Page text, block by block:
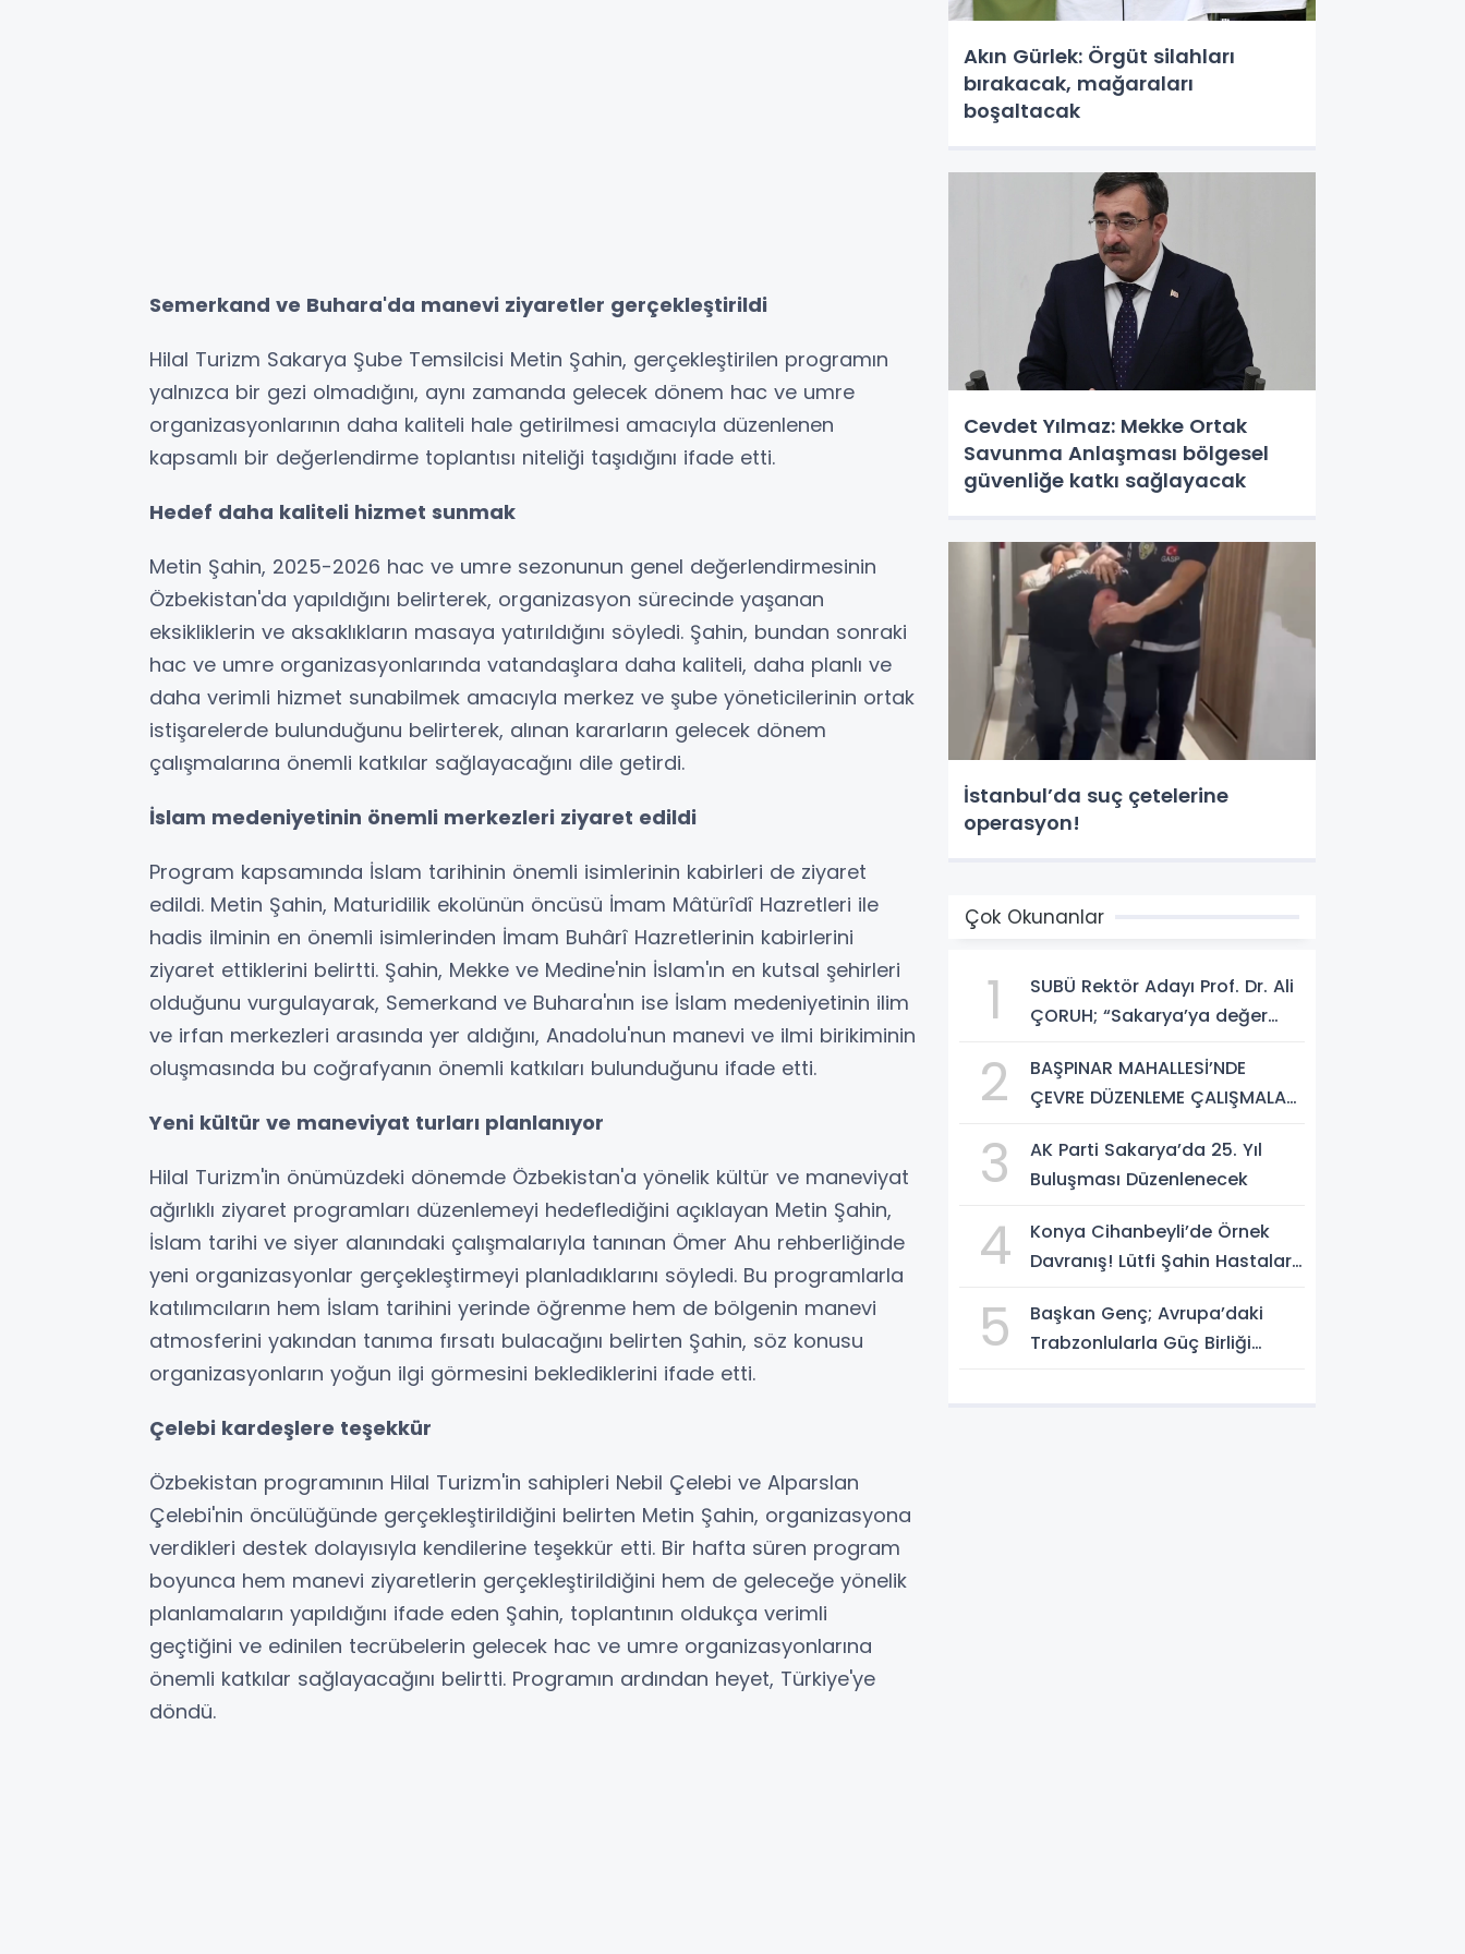
Semerkand ve Buhara'da manevi ziyaretler gerçekleştirildi
Hilal Turizm Sakarya Şube Temsilcisi Metin Şahin, gerçekleştirilen programın
yalnızca bir gezi olmadığını, aynı zamanda gelecek dönem hac ve umre
organizasyonlarının daha kaliteli hale getirilmesi amacıyla düzenlenen
kapsamlı bir değerlendirme toplantısı niteliği taşıdığını ifade etti.
Hedef daha kaliteli hizmet sunmak
Metin Şahin, 2025-2026 hac ve umre sezonunun genel değerlendirmesinin
Özbekistan'da yapıldığını belirterek, organizasyon sürecinde yaşanan
eksikliklerin ve aksaklıkların masaya yatırıldığını söyledi. Şahin, bundan sonraki
hac ve umre organizasyonlarında vatandaşlara daha kaliteli, daha planlı ve
daha verimli hizmet sunabilmek amacıyla merkez ve şube yöneticilerinin ortak
istişarelerde bulunduğunu belirterek, alınan kararların gelecek dönem
çalışmalarına önemli katkılar sağlayacağını dile getirdi.
İslam medeniyetinin önemli merkezleri ziyaret edildi
Program kapsamında İslam tarihinin önemli isimlerinin kabirleri de ziyaret
edildi. Metin Şahin, Maturidilik ekolünün öncüsü İmam Mâtürîdî Hazretleri ile
hadis ilminin en önemli isimlerinden İmam Buhârî Hazretlerinin kabirlerini
ziyaret ettiklerini belirtti. Şahin, Mekke ve Medine'nin İslam'ın en kutsal şehirleri
olduğunu vurgulayarak, Semerkand ve Buhara'nın ise İslam medeniyetinin ilim
ve irfan merkezleri arasında yer aldığını, Anadolu'nun manevi ve ilmi birikiminin
oluşmasında bu coğrafyanın önemli katkıları bulunduğunu ifade etti.
Yeni kültür ve maneviyat turları planlanıyor
Hilal Turizm'in önümüzdeki dönemde Özbekistan'a yönelik kültür ve maneviyat
ağırlıklı ziyaret programları düzenlemeyi hedeflediğini açıklayan Metin Şahin,
İslam tarihi ve siyer alanındaki çalışmalarıyla tanınan Ömer Ahu rehberliğinde
yeni organizasyonlar gerçekleştirmeyi planladıklarını söyledi. Bu programlarla
katılımcıların hem İslam tarihini yerinde öğrenme hem de bölgenin manevi
atmosferini yakından tanıma fırsatı bulacağını belirten Şahin, söz konusu
organizasyonların yoğun ilgi görmesini beklediklerini ifade etti.
Çelebi kardeşlere teşekkür
Özbekistan programının Hilal Turizm'in sahipleri Nebil Çelebi ve Alparslan
Çelebi'nin öncülüğünde gerçekleştirildiğini belirten Metin Şahin, organizasyona
verdikleri destek dolayısıyla kendilerine teşekkür etti. Bir hafta süren program
boyunca hem manevi ziyaretlerin gerçekleştirildiğini hem de geleceğe yönelik
planlamaların yapıldığını ifade eden Şahin, toplantının oldukça verimli
geçtiğini ve edinilen tecrübelerin gelecek hac ve umre organizasyonlarına
önemli katkılar sağlayacağını belirtti. Programın ardından heyet, Türkiye'ye
döndü.
Akın Gürlek: Örgüt silahları
bırakacak, mağaraları
boşaltacak
Cevdet Yılmaz: Mekke Ortak
Savunma Anlaşması bölgesel
güvenliğe katkı sağlayacak
İstanbul’da suç çetelerine
operasyon!
Çok Okunanlar
1
SUBÜ Rektör Adayı Prof. Dr. Ali
ÇORUH; “Sakarya’ya değer
etmek istiyorum”
2
BAŞPINAR MAHALLESİ’NDE
ÇEVRE DÜZENLEME ÇALIŞMALARI
3
AK Parti Sakarya’da 25. Yıl
Buluşması Düzenlenecek
4
Konya Cihanbeyli’de Örnek
Davranış! Lütfi Şahin Hastalara
5
Başkan Genç; Avrupa’daki
Trabzonlularla Güç Birliği